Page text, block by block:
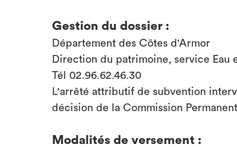
Gestion du dossier :
Département des Côtes d'Armor
Direction du patrimoine, service Eau
Tél 02.96.62.46.30
L'arrêté attributif de subvention
décision de la Commission
Modalités de versement :